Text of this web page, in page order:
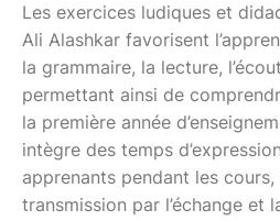
Les exercices ludiques et
Ali Alashkar favorisent
la grammaire, la lecture,
permettant ainsi de
la première année
intègre des temps
apprenants pendant les
transmission par l’échange et